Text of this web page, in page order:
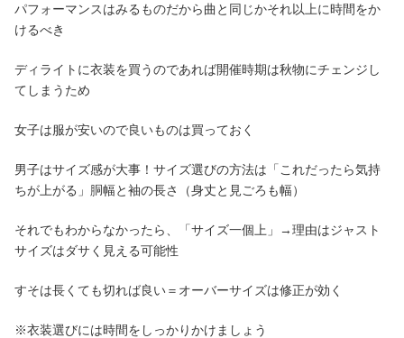
パフォーマンスはみるものだから曲と同じかそれ以上に時間をか
けるべき
ディライトに衣装を買うのであれば開催時期は秋物にチェンジし
てしまうため
女子は服が安いので良いものは買っておく
男子はサイズ感が大事！サイズ選びの方法は「これだったら気持
ちが上がる」胴幅と袖の長さ（身丈と見ごろも幅）
それでもわからなかったら、「サイズ一個上」→理由はジャスト
サイズはダサく見える可能性
すそは長くても切れば良い＝オーバーサイズは修正が効く
※衣装選びには時間をしっかりかけましょう